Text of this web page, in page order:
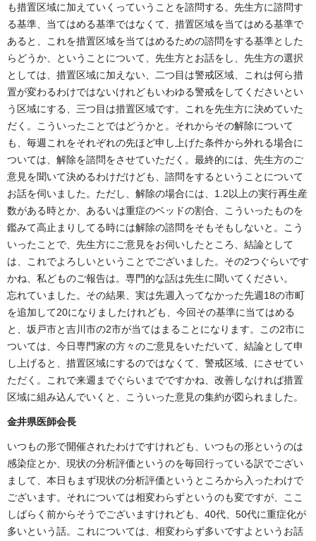
も措置区域に加えていくっていうことを諮問する。先生方に諮問す
る基準、当てはめる基準ではなくて、措置区域を当てはめる基準で
あると、これを措置区域を当てはめるための諮問をする基準とした
らどうか、ということについて、先生方とお話をし、先生方の選択
としては、措置区域に加えない、二つ目は警戒区域、これは何ら措
置が変わるわけではないけれどもいわゆる警戒をしてくださいとい
う区域にする、三つ目は措置区域です。これを先生方に決めていた
だく。こういったことではどうかと。それからその解除について
も、毎週これをそれぞれの先ほど申し上げた条件から外れる場合に
ついては、解除を諮問をさせていただく。最終的には、先生方のご
意見を聞いて決めるわけだけども、諮問をするということについて
お話を伺いました。ただし、解除の場合には、1.2以上の実行再生産
数がある時とか、あるいは重症のベッドの割合、こういったものを
鑑みて高止まりしてる時には解除の諮問をそもそもしないと。こう
いったことで、先生方にご意見をお伺いしたところ、結論として
は、これでよろしいということでございました。その2つぐらいです
かね、私どものご報告は。専門的な話は先生に聞いてください。
忘れていました。その結果、実は先週入ってなかった先週18の市町
を追加して20になりましたけれども、今回その基準に当てはめる
と、坂戸市と吉川市の2市が当てはまることになります。この2市に
ついては、今日専門家の方々のご意見をいただいて、結論として申
し上げると、措置区域にするのではなくて、警戒区域、にさせてい
ただく。これで来週までぐらいまでですかね、改善しなければ措置
区域に組み込んでいくと、こういった意見の集約が図られました。
金井県医師会長
いつもの形で開催されたわけですけれども、いつもの形というのは
感染症とか、現状の分析評価というのを毎回行っている訳でござい
まして、本日もまず現状の分析評価というところから入ったわけで
ございます。それについては相変わらずというのも変ですが、ここ
しばらく前からそうでございますけれども、40代、50代に重症化が
多いという話。これについては、相変わらず多いですよというお話